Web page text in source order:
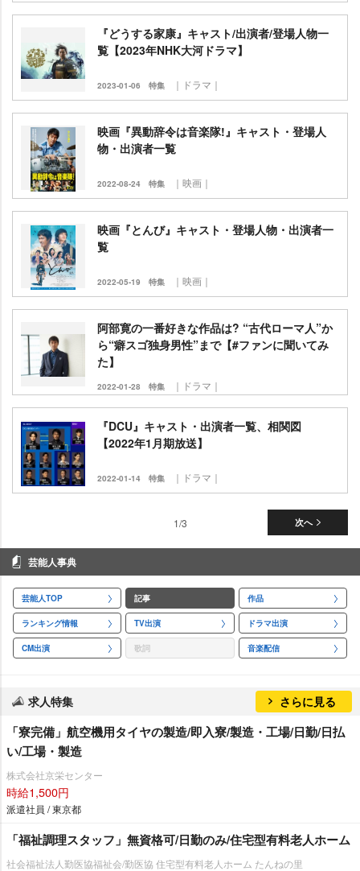
『どうする家康』キャスト/出演者/登場人物一
覧【2023年NHK大河ドラマ】
2023-01-06 特集 ｜ドラマ｜
映画『異動辞令は音楽隊!』キャスト・登場人
物・出演者一覧
2022-08-24 特集 ｜映画｜
映画『とんび』キャスト・登場人物・出演者一
覧
2022-05-19 特集 ｜映画｜
阿部寛の一番好きな作品は? “古代ローマ人”か
ら“癖スゴ独身男性”まで【#ファンに聞いてみ
た】
2022-01-28 特集 ｜ドラマ｜
『DCU』キャスト・出演者一覧、相関図
【2022年1月期放送】
2022-01-14 特集 ｜ドラマ｜
次へ
1/3
芸能人事典
芸能人TOP 記事 作品
ランキング情報 TV出演 ドラマ出演
CM出演 歌詞 音楽配信
求人特集 さらに見る
「寮完備」航空機用タイヤの製造/即入寮/製造・工場/日勤/日払
い/工場・製造
株式会社京栄センター
時給1,500円
派遣社員 / 東京都
「福祉調理スタッフ」無資格可/日勤のみ/住宅型有料老人ホーム
社会福祉法人勤医協福祉会/勤医協 住宅型有料老人ホーム たんねの里